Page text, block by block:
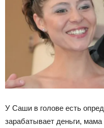
У Саши в голове есть
зарабатывает деньги,